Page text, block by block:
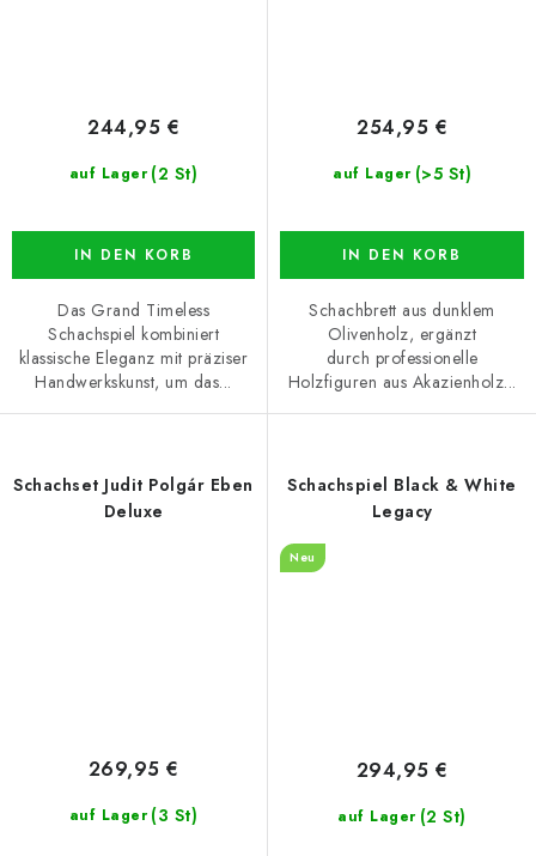
auf Lager (2 St)
244,95 €
IN DEN KORB
Das Grand Timeless
Schachspiel kombiniert
klassische Eleganz mit präziser
Handwerkskunst, um das...
auf Lager (>5 St)
254,95 €
IN DEN KORB
Schachbrett aus dunklem
Olivenholz, ergänzt
durch professionelle
Holzfiguren aus Akazienholz...
Schachset Judit Polgár Eben
Deluxe
auf Lager (3 St)
269,95 €
Schachspiel Black & White
Legacy
Neu
auf Lager (2 St)
294,95 €